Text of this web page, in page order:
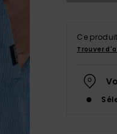
Ce
Trouver